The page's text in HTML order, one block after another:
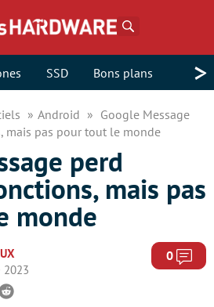
SSD Bons plans >
Android
Google Message
mais pas pour tout le monde
perd
mais pas
monde
2023
0
Reddit